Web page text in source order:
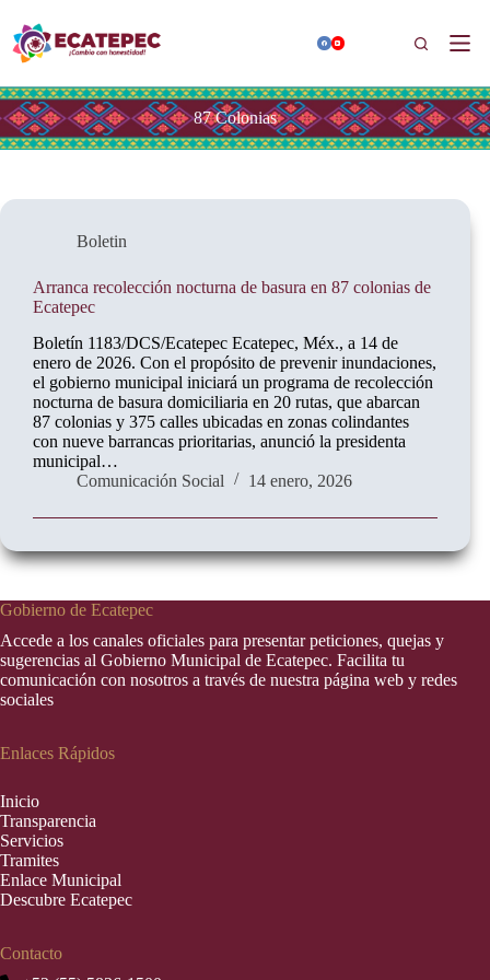
contenido
Buscar
87 Colonias
Boletin
Arranca recolección nocturna de basura en 87 colonias de
Ecatepec
Boletín 1183/DCS/Ecatepec Ecatepec, Méx., a 14 de
enero de 2026. Con el propósito de prevenir inundaciones,
el gobierno municipal iniciará un programa de recolección
nocturna de basura domiciliaria en 20 rutas, que abarcan
87 colonias y 375 calles ubicadas en zonas colindantes
con nueve barrancas prioritarias, anunció la presidenta
municipal…
Comunicación Social
14 enero, 2026
Gobierno de Ecatepec
Accede a los canales oficiales para presentar peticiones, quejas y
sugerencias al Gobierno Municipal de Ecatepec. Facilita tu
comunicación con nosotros a través de nuestra página web y redes
sociales
Enlaces Rápidos
Inicio
Transparencia
Servicios
Tramites
Enlace Municipal
Descubre Ecatepec
Contacto